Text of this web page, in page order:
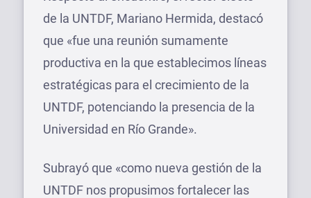
de la UNTDF, Mariano Hermida, destacó
que «fue una reunión sumamente
productiva en la que establecimos líneas
estratégicas para el crecimiento de la
UNTDF, potenciando la presencia de la
Universidad en Río Grande».
Subrayó que «como nueva gestión de la
UNTDF nos propusimos fortalecer las